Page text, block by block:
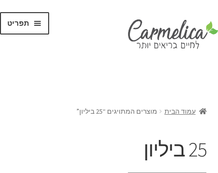
תפריט
עמוד הבית מוצרים המתויגים “25 ביליון”
25 ביליון